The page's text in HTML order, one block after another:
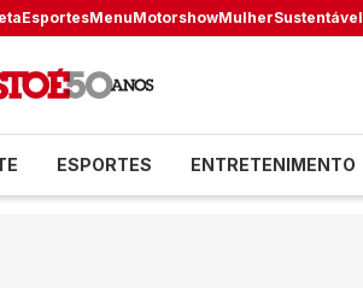
EsportesMenuMotorshowMulherSustentável
ESPORTES ENTRETENIMENTO